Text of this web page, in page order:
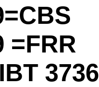
=FRR
3736